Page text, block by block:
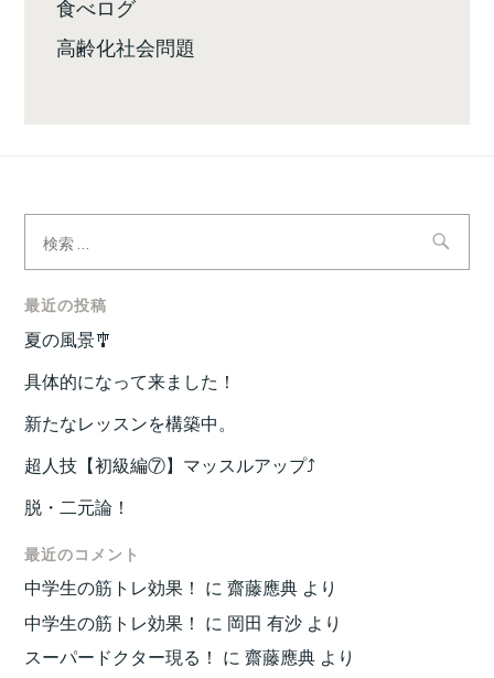
食べログ
高齢化社会問題
検
索:
最近の投稿
夏の風景🎐
具体的になって来ました！
新たなレッスンを構築中。
超人技【初級編⑦】マッスルアップ⤴️
脱・二元論！
最近のコメント
中学生の筋トレ効果！ に齋藤應典 より
中学生の筋トレ効果！ に 岡田 有沙 より
スーパードクター現る！ に齋藤應典 より